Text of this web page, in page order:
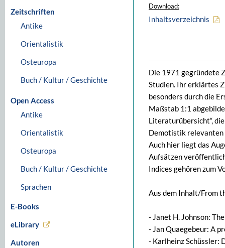
Zeitschriften
Antike
Orientalistik
Osteuropa
Buch / Kultur / Geschichte
Open Access
Antike
Orientalistik
Osteuropa
Buch / Kultur / Geschichte
Sprachen
E-Books
eLibrary
Autoren
Download:
Inhaltsverzeichnis
Die 1971 gegründete
Studien. Ihr erklärtes
besonders durch die
Maßstab 1:1
Literaturübersicht“,
Demotistik relevanten
Auch hier liegt das
Aufsätzen
Indices gehören zum
Aus dem Inhalt/From
- Janet H. Johnson:
- Jan Quaegebeur: A
- Karlheinz Schüssler: